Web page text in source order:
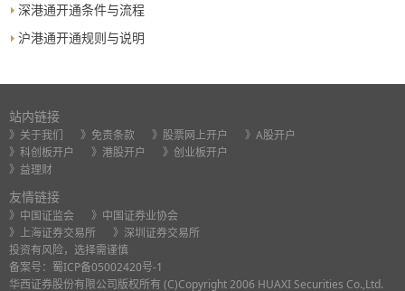
深港通开通条件与流程
沪港通开通规则与说明
站内链接
》关于我们 》免责条款 》股票网上开户
》A股开户
》科创板开户
》港股开户
》创业板开户
》益理财
友情链接
》中国证监会
》中国证券业协会
》上海证券交易所
》深圳证券交易所
投资有风险，选择需谨慎
备案号： 蜀ICP备05002420号-1
华西证券股份有限公司版权所有 (C)Copyright 2006 HUAXI Securities Co.,Ltd.